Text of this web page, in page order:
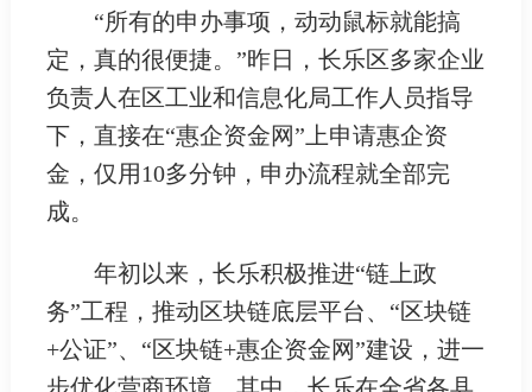
“所有的申办事项，动动鼠标就能搞
定，真的很便捷。”昨日，长乐区多家企业
负责人在区工业和信息化局工作人员指导
下，直接在“惠企资金网”上申请惠企资
金，仅用10多分钟，申办流程就全部完
成。
年初以来，长乐积极推进“链上政
务”工程，推动区块链底层平台、“区块链
+公证”、“区块链+惠企资金网”建设，进一